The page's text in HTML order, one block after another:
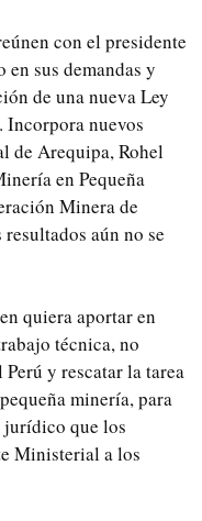
con el presidente
sus demandas y
de una nueva Ley
Incorpora nuevos
de Arequipa, Rohel
en Pequeña
Minera de
aún no se
quiera aportar en
técnica, no
y rescatar la tarea
minería, para
jurídico que los
Ministerial a los